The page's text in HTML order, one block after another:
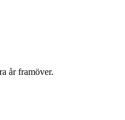
år framöver.